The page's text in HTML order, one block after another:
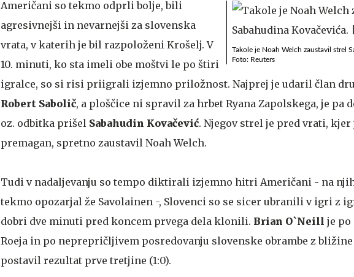
Takole je Noah Welch zaustavil strel
Foto: Reuters
Američani so tekmo odprli bolje, bili
agresivnejši in nevarnejši za slovenska
vrata, v katerih je bil razpoloženi Krošelj. V
10. minuti, ko sta imeli obe moštvi le po štiri
igralce, so si risi priigrali izjemno priložnost. Najprej je udaril član
Robert Sabolič, a ploščice ni spravil za hrbet Ryana Zapolskega, je pa
oz. odbitka prišel Sabahudin Kovačević. Njegov strel je pred vrati,
premagan, spretno zaustavil Noah Welch.
Tudi v nadaljevanju so tempo diktirali izjemno hitri Američani - na
tekmo opozarjal že Savolainen -, Slovenci so se sicer ubranili v igri z
dobri dve minuti pred koncem prvega dela klonili. Brian O`Neill je po
Roeja in po neprepričljivem posredovanju slovenske obrambe z
postavil rezultat prve tretjine (1:0).